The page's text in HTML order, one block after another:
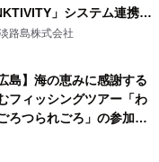
」システム連携を
路島株式会社
島】海の恵みに感謝する
フィッシングツアー「わ
ろつられごろ」の参加小